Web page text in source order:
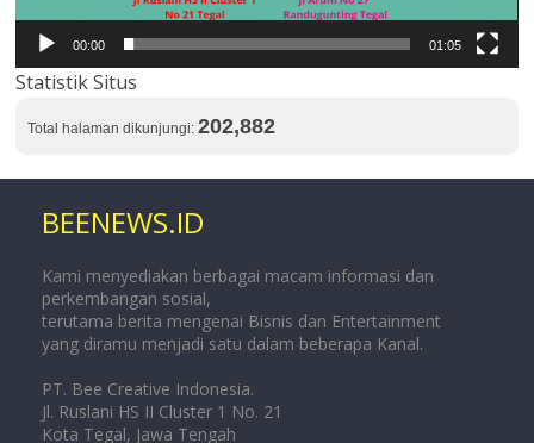
00:00 01:05
Statistik Situs
Total halaman dikunjungi:202,882
BEENEWS.ID
Kami menyediakan berbagai macam informasi dan
perkembangan sosial,
terutama berita mengenai Bisnis dan Entertainment
yang diramu menjadi satu dalam beberapa Kanal.
PT. Bee Creative Indonesia.
Jl. Ruslani HS II Cluster 1 No. 21
Kota Tegal, Jawa Tengah